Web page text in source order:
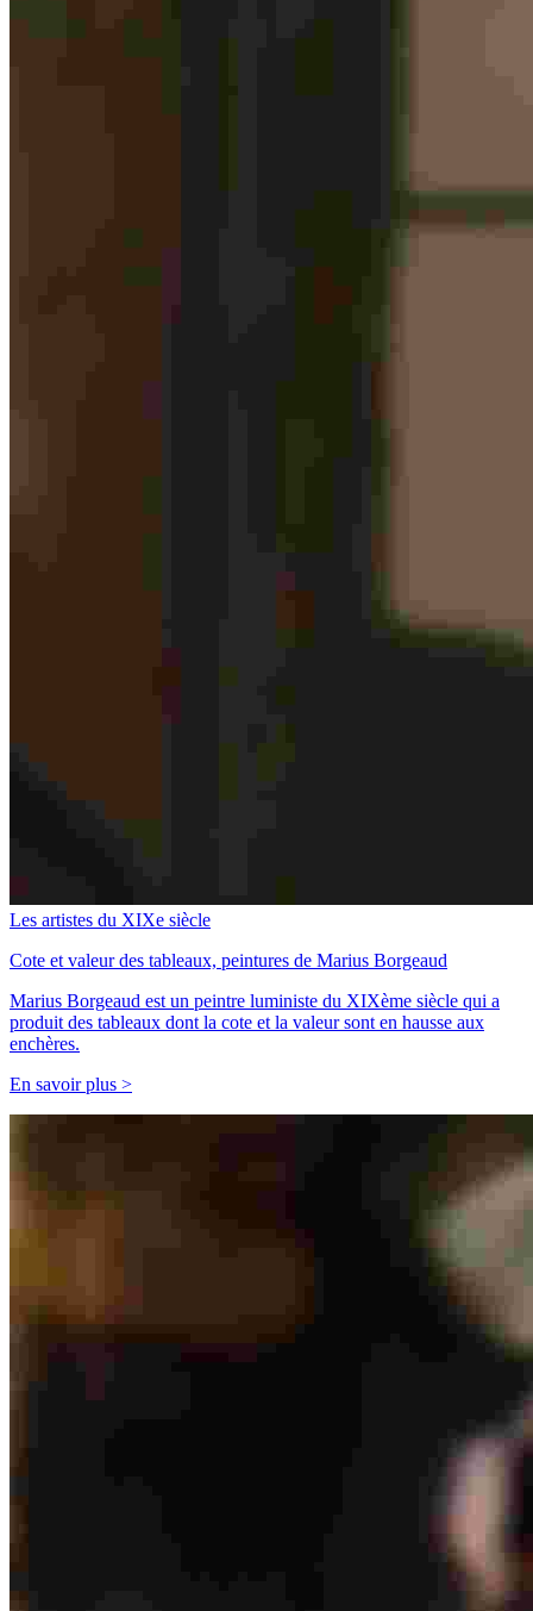
Les artistes du XIXe siècle
Cote et valeur des tableaux, peintures de Marius Borgeaud
Marius Borgeaud est un peintre luministe du XIXème siècle qui a
produit des tableaux dont la cote et la valeur sont en hausse aux
enchères.
En savoir plus >